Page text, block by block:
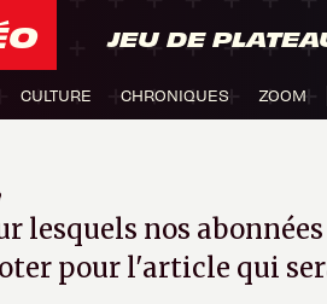
JEU DE
CULTURE CHRONIQUES ZOOM
nos
pour l'article qui